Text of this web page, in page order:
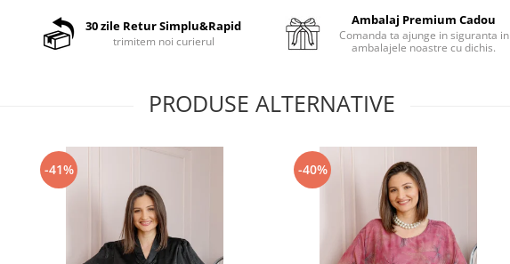
30 zile Retur Simplu&Rapid
trimitem noi curierul
Ambalaj Premium Cadou
Comanda ta ajunge in siguranta in
ambalajele noastre cu dichis.
PRODUSE ALTERNATIVE
-41% -40%